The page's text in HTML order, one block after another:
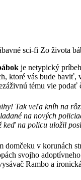
je netypický
ktoré vás bude baviť,
tému vie podať
Tak veľa kníh na
na nových
keď na policu uložil
domčeku v korunách
svojho
Rambo a